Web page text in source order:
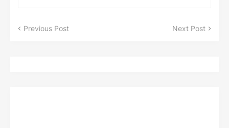
Previous Post Next Post